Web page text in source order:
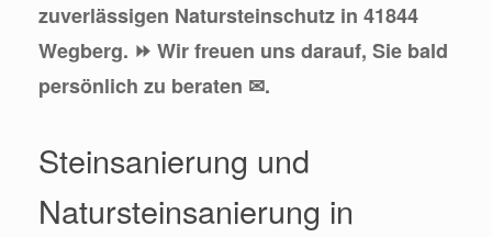
zuverlässigen Natursteinschutz in 41844
Wegberg. ⏩ Wir freuen uns darauf, Sie bald
persönlich zu beraten ✉.
Steinsanierung und
Natursteinsanierung in